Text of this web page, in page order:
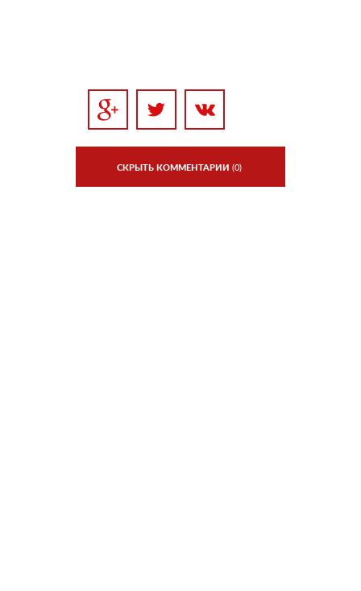
СКРЫТЬ КОММЕНТАРИИ (0)